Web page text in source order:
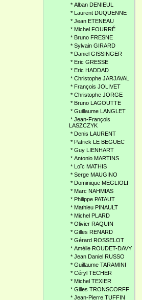
* Alban DENIEUL
* Laurent DUQUENNE
* Jean ETENEAU
* Michel FOURRÉ
* Bruno FRESNE
* Sylvain GIRARD
* Daniel GISSINGER
* Eric GRESSE
* Eric HADDAD
* Christophe JARJAVAL
* François JOLIVET
* Christophe JORGE
* Bruno LAGOUTTE
* Guillaume LANGLET
* Jean-François
LASZCZYK
* Denis LAURENT
* Patrick LE BEGUEC
* Guy LIENHART
* Antonio MARTINS
* Loïc MATHIS
* Serge MAUGINO
* Dominique MEGLIOLI
* Marc NAHMIAS
* Philippe PATAUT
* Mathieu PINAULT
* Michel PLARD
* Olivier RAQUIN
* Gilles RENARD
* Gérard ROSSELOT
* Amélie ROUDET-DAVY
* Jean Daniel RUSSO
* Guillaume TARAMINI
* Céryl TECHER
* Michel TEXIER
* Gilles TRONSCORFF
* Jean-Pierre TUFFIN